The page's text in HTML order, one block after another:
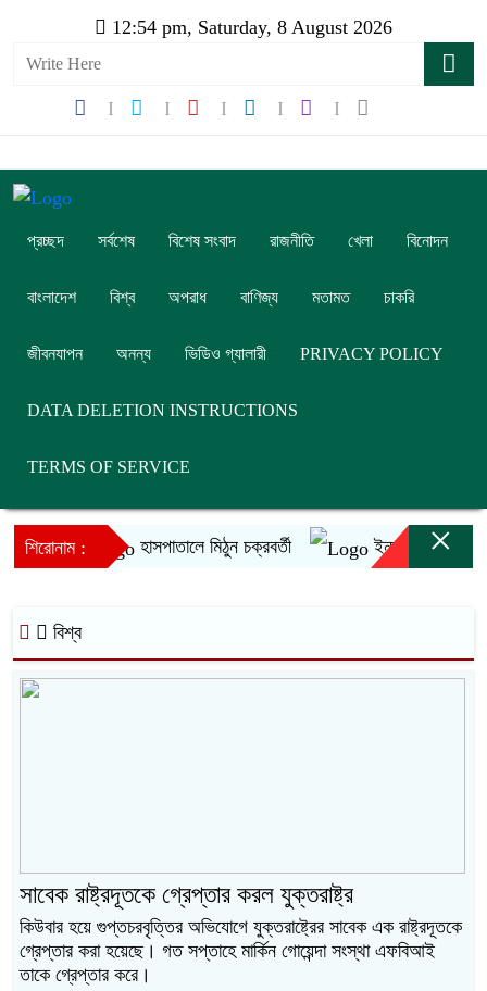
12:54 pm, Saturday, 8 August 2026
প্রচ্ছদ সর্বশেষ বিশেষ সংবাদ রাজনীতি খেলা বিনোদন
বাংলাদেশ বিশ্ব অপরাধ বাণিজ্য মতামত চাকরি
জীবনযাপন অনন্য ভিডিও গ্যালারী PRIVACY POLICY
DATA DELETION INSTRUCTIONS
TERMS OF SERVICE
শিরোনাম : হাসপাতালে মিঠুন চক্রবর্তী ইনফান্তিনোর×
বিশ্ব
সাবেক রাষ্ট্রদূতকে গ্রেপ্তার করল যুক্তরাষ্ট্র
কিউবার হয়ে গুপ্তচরবৃত্তির অভিযোগে যুক্তরাষ্ট্রের সাবেক এক রাষ্ট্রদূতকে
গ্রেপ্তার করা হয়েছে। গত সপ্তাহে মার্কিন গোয়েন্দা সংস্থা এফবিআই
তাকে গ্রেপ্তার করে।